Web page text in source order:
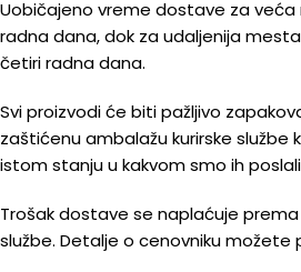
Uobičajeno vreme dostave za
radna dana, dok za udaljenija
četiri radna dana.
Svi proizvodi će biti pažljivo
zaštićenu ambalažu kurirske službe
istom stanju u kakvom smo ih
Trošak dostave se naplaćuje prema
službe. Detalje o cenovniku možete